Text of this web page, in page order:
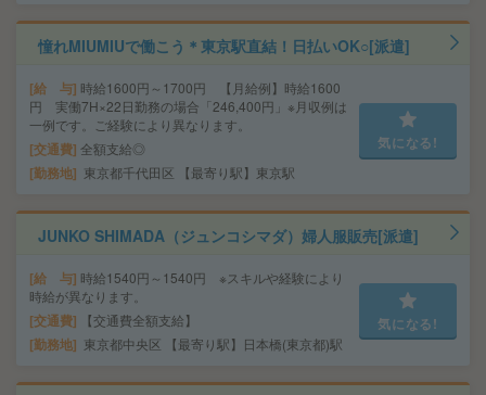
憧れMIUMIUで働こう＊東京駅直結！日払いOK○[派遣]
給 与 時給1600円～1700円 【月給例】時給1600
円 実働7H×22日勤務の場合「246,400円」※月収例は
一例です。ご経験により異なります。
交通費 全額支給◎
勤務地 東京都千代田区 【最寄り駅】東京駅
気になる!
JUNKO SHIMADA（ジュンコシマダ）婦人服販売[派遣]
給 与 時給1540円～1540円 ※スキルや経験により
時給が異なります。
交通費 【交通費全額支給】
勤務地 東京都中央区 【最寄り駅】日本橋(東京都)駅
気になる!